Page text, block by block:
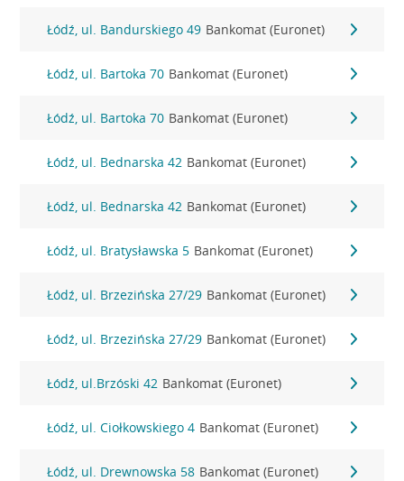
Łódź, ul. Bandurskiego 49 Bankomat (Euronet)
Łódź, ul. Bartoka 70 Bankomat (Euronet)
Łódź, ul. Bartoka 70 Bankomat (Euronet)
Łódź, ul. Bednarska 42 Bankomat (Euronet)
Łódź, ul. Bednarska 42 Bankomat (Euronet)
Łódź, ul. Bratysławska 5 Bankomat (Euronet)
Łódź, ul. Brzezińska 27/29 Bankomat (Euronet)
Łódź, ul. Brzezińska 27/29 Bankomat (Euronet)
Łódź, ul.Brzóski 42 Bankomat (Euronet)
Łódź, ul. Ciołkowskiego 4 Bankomat (Euronet)
Łódź, ul. Drewnowska 58 Bankomat (Euronet)